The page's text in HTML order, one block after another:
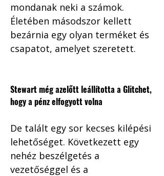
mondanak neki a számok.
Életében másodszor kellett
bezárnia egy olyan terméket és
csapatot, amelyet szeretett.
Stewart még azelőtt leállította a Glitchet,
hogy a pénz elfogyott volna
De talált egy sor kecses kilépési
lehetőséget. Következett egy
nehéz beszélgetés a
vezetőséggel és a